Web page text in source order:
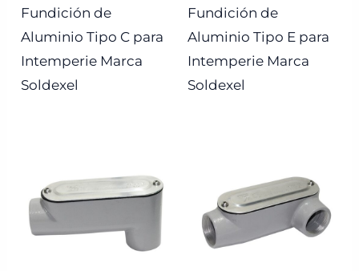
Fundición de
Aluminio Tipo C para
Intemperie Marca
Soldexel
Fundición de
Aluminio Tipo E para
Intemperie Marca
Soldexel